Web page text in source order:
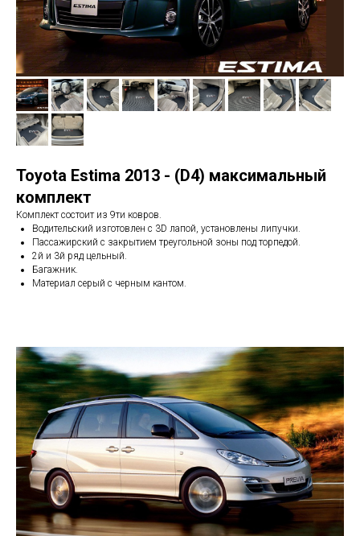
Toyota Estima 2013 - (D4) максимальный
комплект
Комплект состоит из 9ти ковров.
Водительский изготовлен с 3D лапой, установлены липучки.
Пассажирский с закрытием треугольной зоны под торпедой.
2й и 3й ряд цельный.
Багажник.
Материал серый с черным кантом.